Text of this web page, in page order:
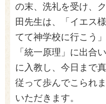
の末、洗礼を受け、
田先生は、「イエス
てて神学校に行こう
「統一原理」に出合
に入教し、今日まで
従って歩んでこられ
いただきます。